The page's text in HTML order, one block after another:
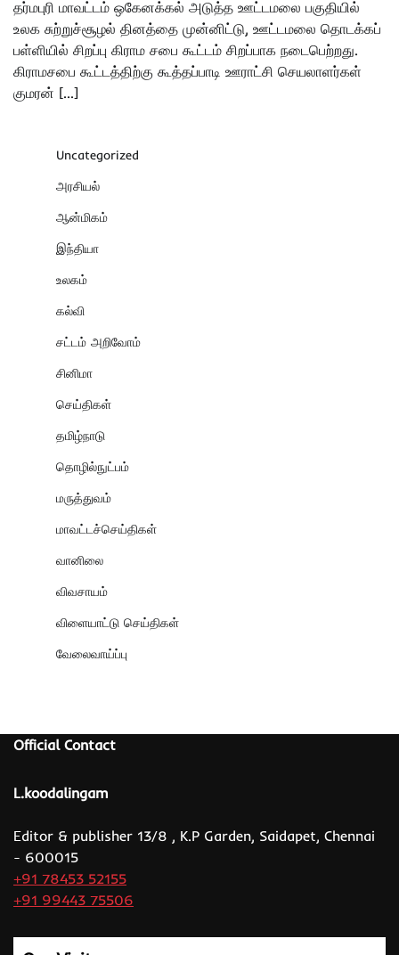
தர்மபுரி மாவட்டம் ஒகேனக்கல் அடுத்த ஊட்டமலை பகுதியில்
உலக சுற்றுச்சூழல் தினத்தை முன்னிட்டு, ஊட்டமலை தொடக்கப்
பள்ளியில் சிறப்பு கிராம சபை கூட்டம் சிறப்பாக நடைபெற்றது.
கிராமசபை கூட்டத்திற்கு கூத்தப்பாடி ஊராட்சி செயலாளர்கள்
குமரன் […]
Uncategorized
அரசியல்
ஆன்மிகம்
இந்தியா
உலகம்
கல்வி
சட்டம் அறிவோம்
சினிமா
செய்திகள்
தமிழ்நாடு
தொழில்நுட்பம்
மருத்துவம்
மாவட்டச்செய்திகள்
வானிலை
விவசாயம்
விளையாட்டு செய்திகள்
வேலைவாய்ப்பு
Official Contact
L.koodalingam
Editor & publisher 13/8 , K.P Garden, Saidapet, Chennai
- 600015
+91 78453 52155
+91 99443 75506